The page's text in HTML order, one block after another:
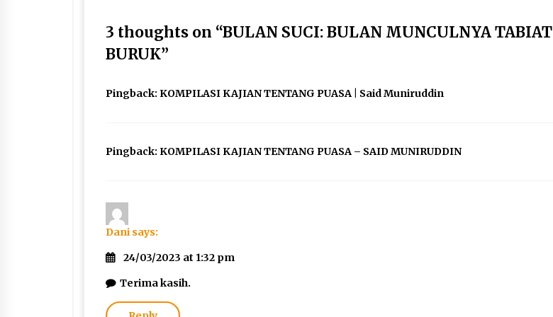
3 thoughts on “BULAN SUCI: BULAN MUNCULNYA TABIAT
BURUK”
Pingback: KOMPILASI KAJIAN TENTANG PUASA | Said Muniruddin
Pingback: KOMPILASI KAJIAN TENTANG PUASA – SAID MUNIRUDDIN
Dani says:
24/03/2023 at 1:32 pm
Terima kasih.